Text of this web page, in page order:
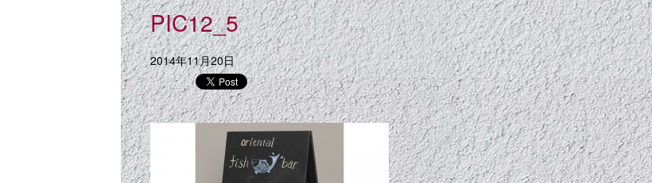
PIC12_5
2014年11月20日